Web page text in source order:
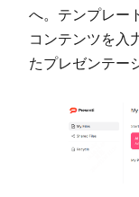
へ。テンプレー
コンテンツを入
たプレゼンテー